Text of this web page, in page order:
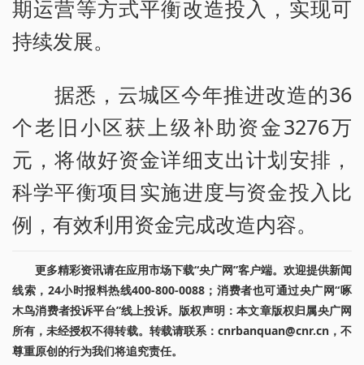
期运营等方式平衡改造投入，实现可
持续发展。
据悉，云城区今年推进改造的36
个老旧小区获上级补助资金3276万
元，将做好资金详细支出计划安排，
科学平衡项目实施进度与资金投入比
例，有效利用资金完成改造内容。
更多精彩资讯请在应用市场下载“央广网”客户端。欢迎提供新闻
线索，24小时报料热线400-800-0088；消费者也可通过央广网“啄
木鸟消费者投诉平台”线上投诉。版权声明：本文章版权归属央广网
所有，未经授权不得转载。转载请联系：cnrbanquan@cnr.cn，不
尊重原创的行为我们将追究责任。